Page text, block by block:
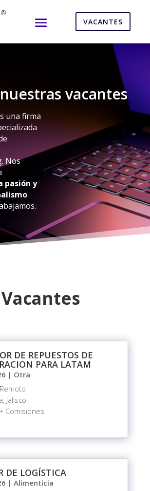
VACANTES
vacantes
una firma
Nos
pasión y
Vacantes
DE REPUESTOS DE
PARA LATAM
| Otra
Jalisco
Comisiones
DE LOGÍSTICA
| Alimenticia